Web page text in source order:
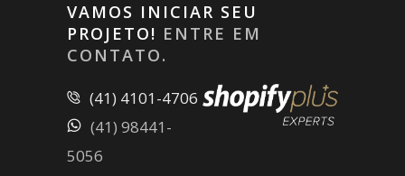
VAMOS INICIAR SEU
PROJETO! ENTRE EM
CONTATO.
(41) 4101-4706
(41) 98441-
5056